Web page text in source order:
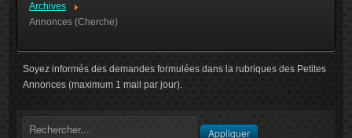
Archives
Annonces (Cherche)
Soyez informés des demandes formulées dans la rubriques des Petites
Annonces (maximum 1 mail par jour).
Appliquer